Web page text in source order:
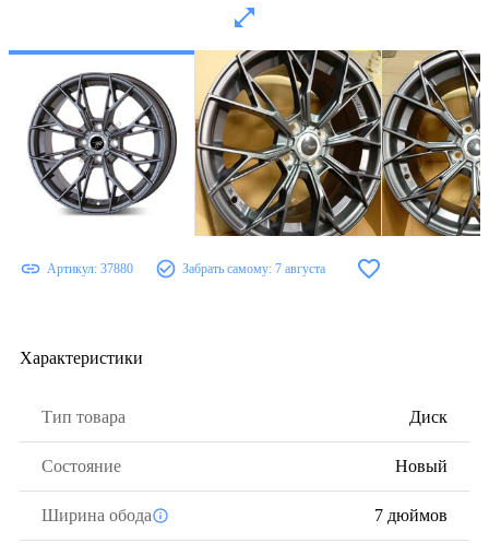
Артикул: 37880 Забрать самому: 7 августа
Характеристики
Тип товара Диск
Состояние Новый
Ширина обода 7 дюймов